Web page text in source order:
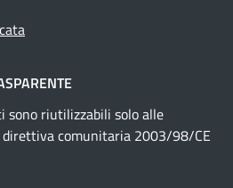
sono riutilizzabili solo alle
comunitaria 2003/98/CE